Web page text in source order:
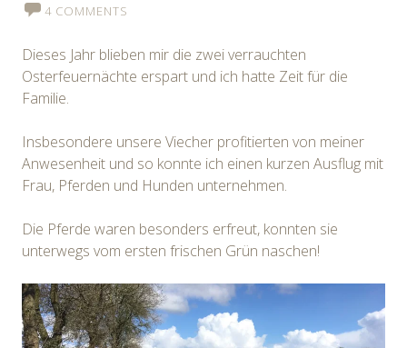
4 COMMENTS
Dieses Jahr blieben mir die zwei verrauchten
Osterfeuernächte erspart und ich hatte Zeit für die
Familie.
Insbesondere unsere Viecher profitierten von meiner
Anwesenheit und so konnte ich einen kurzen Ausflug mit
Frau, Pferden und Hunden unternehmen.
Die Pferde waren besonders erfreut, konnten sie
unterwegs vom ersten frischen Grün naschen!